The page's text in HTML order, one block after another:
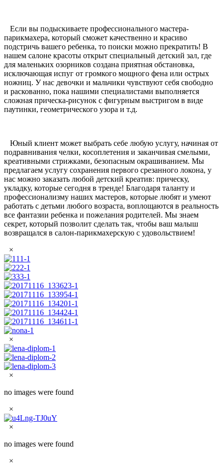
Если вы подыскиваете профессионального мастера-
парикмахера, который сможет качественно и красиво
подстричь вашего ребенка, то поиски можно прекратить! В
нашем салоне красоты открыт специальный детский зал, где
для маленьких озорников создана приятная обстановка,
исключающая испуг от громкого мощного фена или острых
ножниц. У нас девочки и мальчики чувствуют себя свободно
и раскованно, пока нашими специалистами выполняется
сложная прическа-рисунок с фигурным выстригом в виде
паутинки, геометрического узора и т.д.
Юный клиент может выбрать себе любую услугу, начиная от
подравнивания челки, косоплетения и заканчивая смелыми,
креативными стрижками, безопасным окрашиванием. Мы
предлагаем услугу сохранения первого срезанного локона, у
нас можно заказать любой детский креатив: прическу,
укладку, которые сегодня в тренде! Благодаря таланту и
профессионализму наших мастеров, которые любят и умеют
работать с детьми любого возраста, воплощаются в реальность
все фантазии ребенка и пожелания родителей. Мы знаем
секрет, который позволит сделать так, чтобы ваш малыш
возвращался в салон-парикмахерскую с удовольствием!
×
×
×
no images were found
×
×
no images were found
×